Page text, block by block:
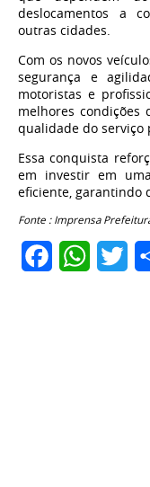
deslocamentos a
outras cidades.
Com os novos
segurança e
motoristas e
melhores
qualidade do serviço
Essa conquista
em investir em
eficiente, garantindo
Fonte : Imprensa
Facebook